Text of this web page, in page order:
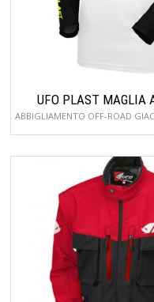
UFO PLAST MAGLIA